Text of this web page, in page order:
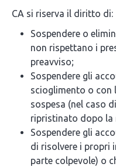
CA si riserva il diritto di:
Sospendere o
non rispettano i
preavviso;
Sospendere gli
scioglimento o con
sospesa (nel caso
ripristinato dopo la
Sospendere gli
di risolvere i propri
parte colpevole) o